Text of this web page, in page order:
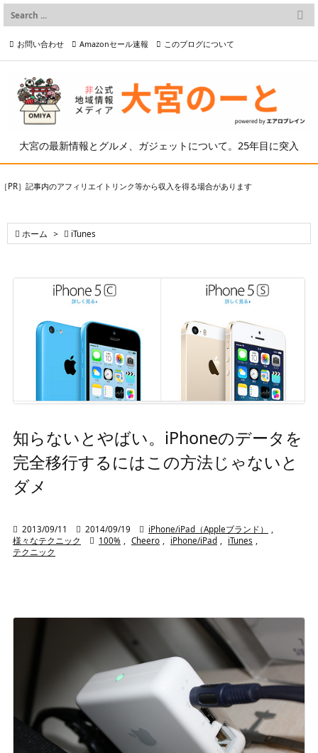
大宮の最新情報とグルメ、ガジェットについて。25年目に突入

メニュー

検索
お問い合わせ Amazonセール速報 このブログについて
プライバシーポリシー等
［PR］記事内のアフィリエイトリンク等から収入を得る場合があります
 ホーム >  iTunes
知らないとやばい。iPhoneのデータを
完全移行するにはこの方法じゃないと
ダメ
 2013/09/11  2014/09/19  iPhone/iPad（Appleブランド）
,
様々なテクニック
 100% , Cheero , iPhone/iPad , iTunes ,
テクニック